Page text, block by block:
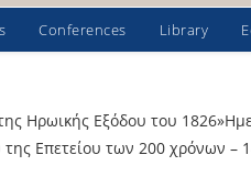
Conferences Library